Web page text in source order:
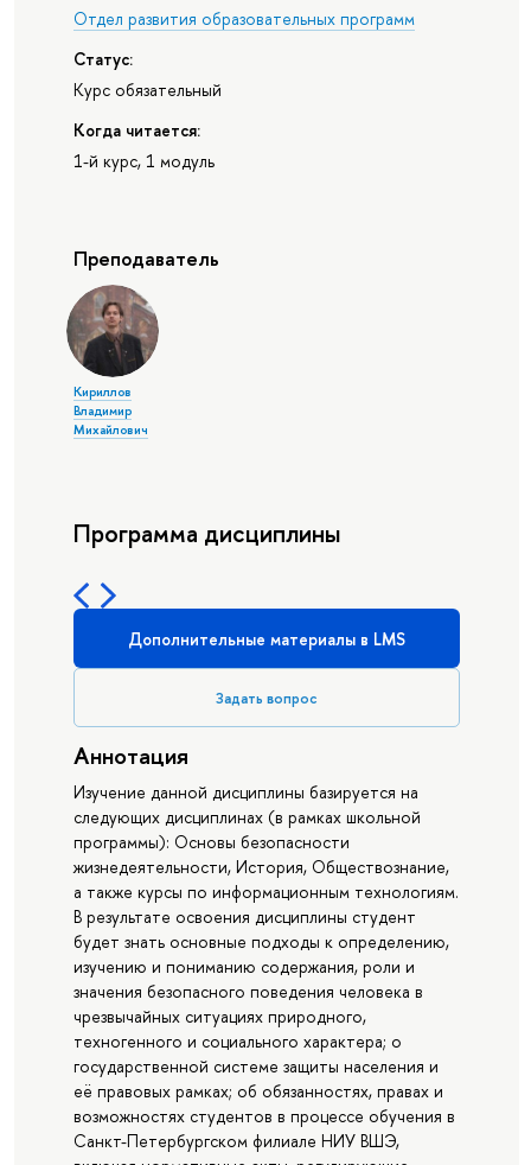
Отдел развития образовательных программ
Статус:
Курс обязательный
Когда читается:
1-й курс, 1 модуль
Преподаватель
Кириллов
Владимир
Михайлович
Программа дисциплины
Дополнительные материалы в LMS
Задать вопрос
Аннотация
Изучение данной дисциплины базируется на
следующих дисциплинах (в рамках школьной
программы): Основы безопасности
жизнедеятельности, История, Обществознание,
а также курсы по информационным технологиям.
В результате освоения дисциплины студент
будет знать основные подходы к определению,
изучению и пониманию содержания, роли и
значения безопасного поведения человека в
чрезвычайных ситуациях природного,
техногенного и социального характера; о
государственной системе защиты населения и
её правовых рамках; об обязанностях, правах и
возможностях студентов в процессе обучения в
Санкт-Петербургском филиале НИУ ВШЭ,